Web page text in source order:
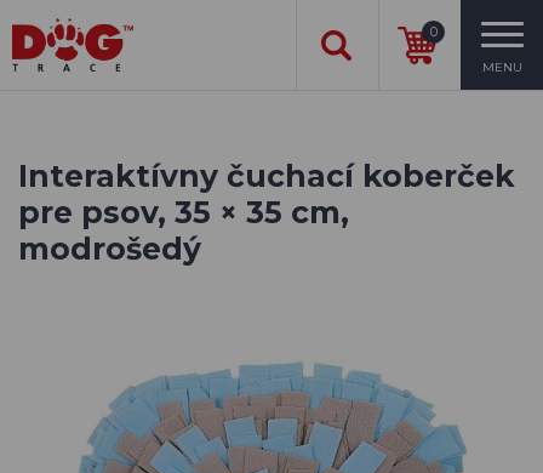
0
MENU
Interaktívny čuchací koberček
pre psov, 35 × 35 cm,
modrošedý